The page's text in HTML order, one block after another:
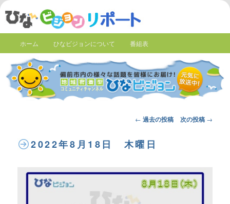
ホーム ひなビジョンについて 番組表
Post
← 過去の投稿 次の投稿 →
2022年8月18日 木曜日